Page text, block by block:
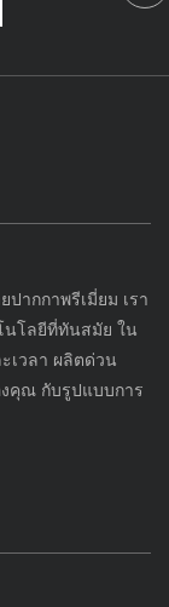
ปากกาพรีเมี่ยม เรา
นโลยีที่ทันสมัย ใน
เวลา ผลิตด่วน
คุณ กับรูปแบบการ